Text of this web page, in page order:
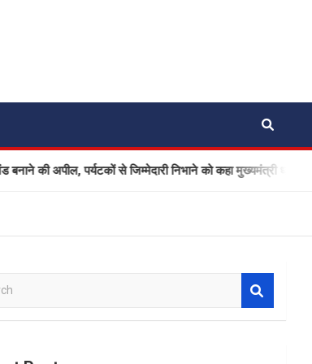
पर्यटकों से जिम्मेदारी निभाने को कहा मुख्यमंत्री धामी ने